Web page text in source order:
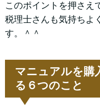
このポイントを押さえ
税理士さんも気持ちよ
す。＾＾
マニュアルを購
る６つのこと